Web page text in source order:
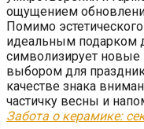
ощущением
Помимо
идеальным подарком
символизирует новые
выбором для
качестве знака
частичку весны и
Забота о керамике: